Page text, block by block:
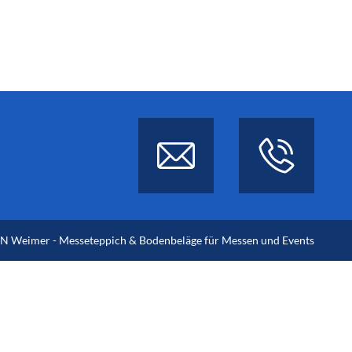
Weimer - Messeteppich & Bodenbeläge für Messen und Events